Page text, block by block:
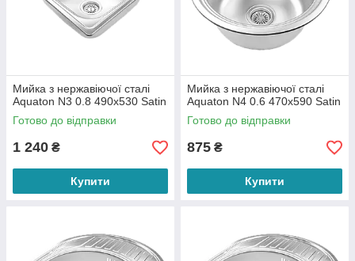
Мийка з нержавіючої сталі
Aquaton N3 0.8 490х530 Satin
Готово до відправки
1 240 ₴
Купити
Мийка з нержавіючої сталі
Aquaton N4 0.6 470х590 Satin
Готово до відправки
875 ₴
Купити